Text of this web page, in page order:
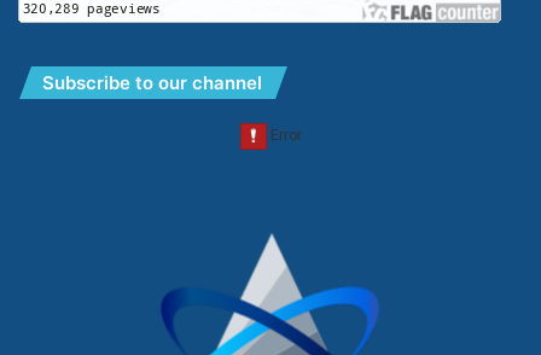
Subscribe to our channel